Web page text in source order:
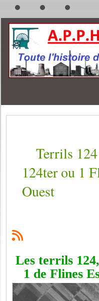
Terrils
124ter ou 1
Ouest
Les terrils
1 de Flines